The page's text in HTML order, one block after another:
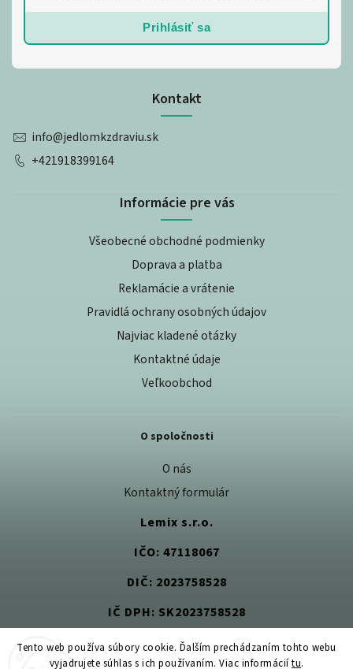
Tento web používa súbory cookie. Ďalším prechádzaním tohto webu
vyjadrujete súhlas s ich používaním. Viac informáciítu.
Kontakt
info@jedlomkzdraviu.sk
+421918399164
Informácie pre vás
Všeobecné obchodné podmienky
Doprava a platba
Reklamácie a vrátenie
Pravidlá ochrany osobných údajov
Najviac kladené otázky
Kontaktné údaje
Veľkoobchod
O spoločnosti
O nás
Kontaktný formulár
Lemix s.r.o.
IČO: 47118067
DIČ: 2023758528
IČ DPH: SK2023758528
Prihlásiť sa